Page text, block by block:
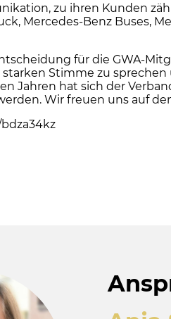
zu ihren Kunden
Mercedes-Benz Buses,
für die GWA-
Stimme zu
Jahren hat sich der
Wir freuen uns auf